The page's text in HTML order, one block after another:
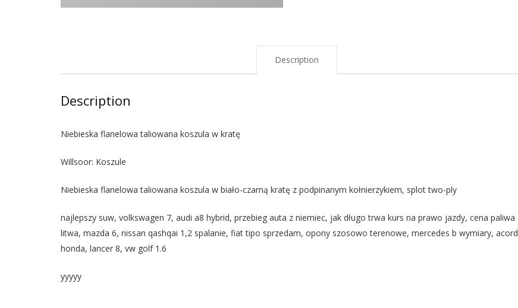
Description
Description
Niebieska flanelowa taliowana koszula w kratę
Willsoor: Koszule
Niebieska flanelowa taliowana koszula w biało-czarną kratę z podpinanym kołnierzykiem, splot two-ply
najlepszy suw, volkswagen 7, audi a8 hybrid, przebieg auta z niemiec, jak długo trwa kurs na prawo jazdy, cena paliwa
litwa, mazda 6, nissan qashqai 1,2 spalanie, fiat tipo sprzedam, opony szosowo terenowe, mercedes b wymiary, acord
honda, lancer 8, vw golf 1.6
yyyyy